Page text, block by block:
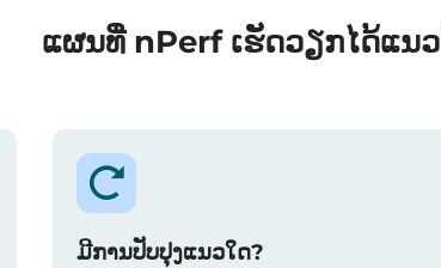
ແຜນທີ່ nPerf ເຮັດວຽກໄດ້ແນ
ມີການປັບປຸງແນວໃດ?